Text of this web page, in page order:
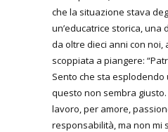
che la situazione stava
un’educatrice storica, una
da oltre dieci anni con noi,
scoppiata a piangere:
Sento che sta esplodendo
questo non sembra
lavoro, per amore,
responsabilità, ma non mi